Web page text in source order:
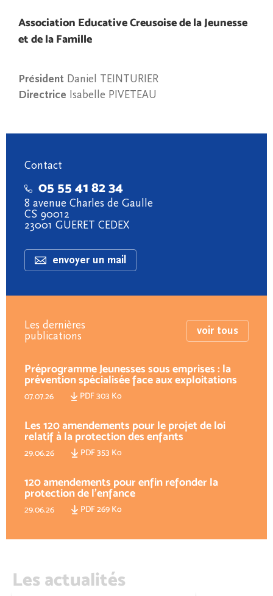
Association Educative Creusoise de la Jeunesse
et de la Famille
Président Daniel TEINTURIER
Directrice Isabelle PIVETEAU
Contact
05 55 41 82 34
8 avenue Charles de Gaulle
CS 90012
23001 GUERET CEDEX
envoyer un mail
Les dernières
publications
voir tous
Préprogramme Jeunesses sous emprises : la
prévention spécialisée face aux exploitations
07.07.26 PDF 303 Ko
Les 120 amendements pour le projet de loi
relatif à la protection des enfants
29.06.26 PDF 353 Ko
120 amendements pour enfin refonder la
protection de l'enfance
29.06.26 PDF 269 Ko
Les actualités